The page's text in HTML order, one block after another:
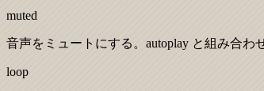
muted
音声をミュートにする。autoplay と組み合わ
loop